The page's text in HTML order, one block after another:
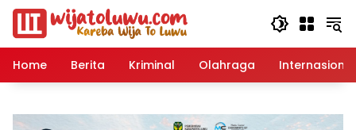
Langsung
konten
Home
Berita Kriminal Olahraga Internasional